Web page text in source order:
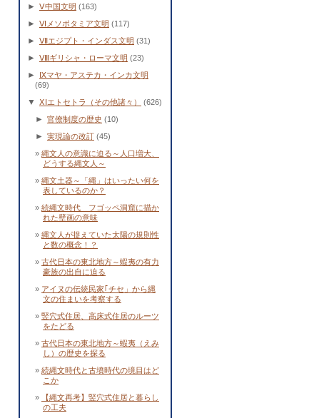
► Ⅴ中国文明 (163)
► Ⅵメソポタミア文明 (117)
► Ⅶエジプト・インダス文明 (31)
► Ⅷギリシャ・ローマ文明 (23)
►
Ⅸマヤ・アステカ・インカ文明
(69)
▼ ⅩⅠエトセトラ（その他諸々） (626)
► 官僚制度の歴史 (10)
► 実現論の改訂 (45)
縄文人の意識に迫る～人口増大、
どうする縄文人～
縄文土器～「縄」はいったい何を
表しているのか？
続縄文時代 フゴッペ洞窟に描か
れた壁画の意味
縄文人が捉えていた太陽の規則性
と数の概念！？
古代日本の東北地方～蝦夷の有力
豪族の出自に迫る
アイヌの伝統民家｢チセ」から縄
文の住まいを考察する
竪穴式住居、高床式住居のルーツ
をたどる
古代日本の東北地方～蝦夷（えみ
し）の歴史を探る
続縄文時代と古墳時代の境目はど
こか
【縄文再考】竪穴式住居と暮らし
の工夫